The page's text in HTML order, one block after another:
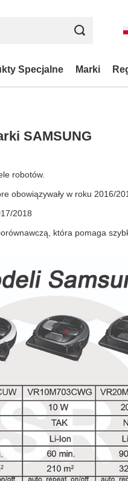
Specjalne Marki
SAMSUNG
robotów.
obowiązywały w roku 2016/
2018
która pomaga